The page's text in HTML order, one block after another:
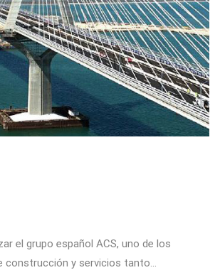
el grupo español ACS, uno de los
construcción y servicios tanto...